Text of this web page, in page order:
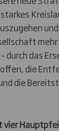
durch das
die
die
vier